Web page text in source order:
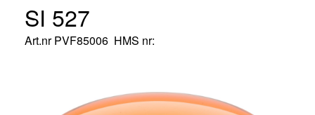
SI 527
Art.nrPVF85006 HMS nr: